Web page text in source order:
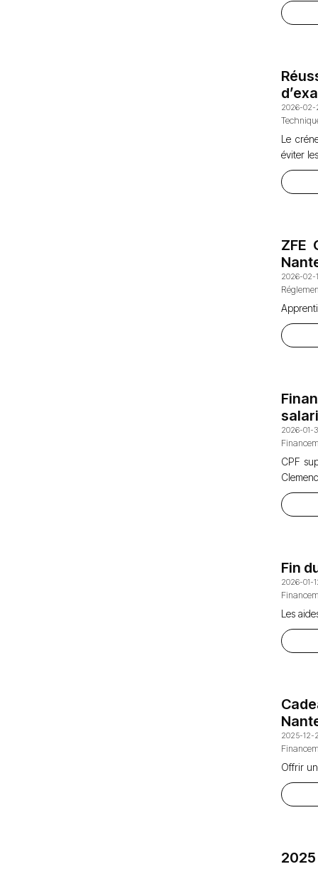
2026-02-
Le
éviter
ZFE
2026-02-
2026-01-
CPF
Fin
2026-01-
Les
2025-12-
Offrir